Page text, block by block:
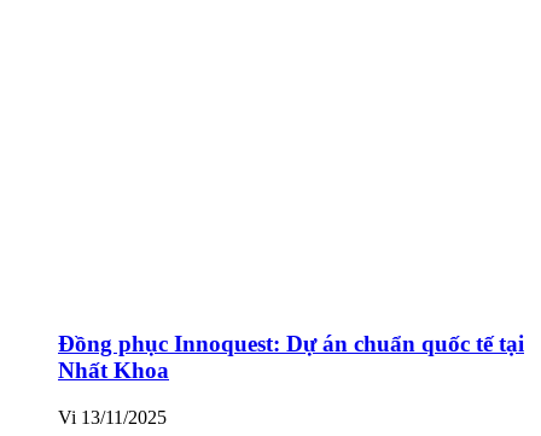
Đồng phục Innoquest: Dự án chuẩn quốc tế tại
Nhất Khoa
Vi 13/11/2025